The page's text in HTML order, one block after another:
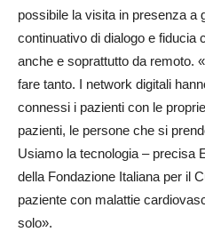
possibile la visita in presenza a
continuativo di dialogo e fiducia
anche e soprattutto da remoto.
fare tanto. I network digitali
connessi i pazienti con le
pazienti, le persone che si
Usiamo la tecnologia – precisa
della Fondazione Italiana per il
paziente con malattie
solo».